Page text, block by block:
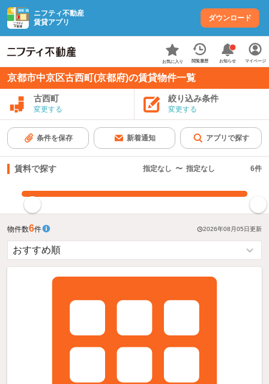
ニフティ不動産
賃貸アプリ
ダウンロード
お気に入り 閲覧履歴 お知らせ マイページ
京都市中京区古西町(京都府)の賃貸物件一覧
古西町
変更する
絞り込み条件
変更する
条件を保存 新着通知 アプリで探す
賃料で探す 指定なし 〜 指定なし 6件
物件数6件 2026年08月05日更新